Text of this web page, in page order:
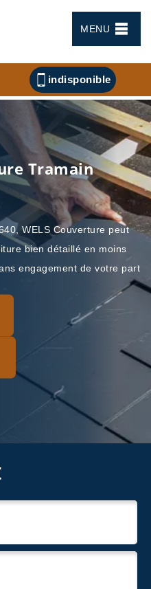
MENU
indisponible
Tramain
WELS Couverture peut
bien détaillé en moins
engagement de votre part